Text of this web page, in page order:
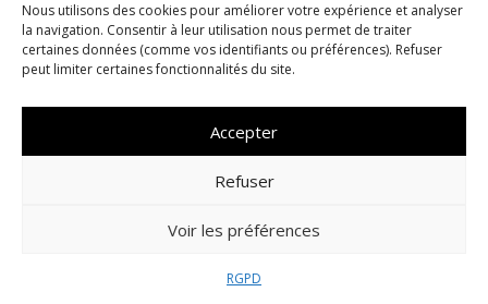
Nous utilisons des cookies pour améliorer votre expérience et analyser
la navigation. Consentir à leur utilisation nous permet de traiter
certaines données (comme vos identifiants ou préférences). Refuser
peut limiter certaines fonctionnalités du site.
Accepter
Refuser
Voir les préférences
RGPD